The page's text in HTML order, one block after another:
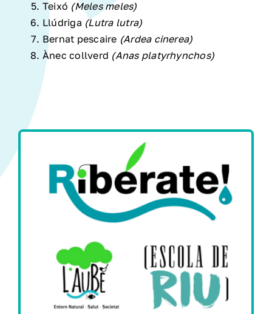
Teixó (Meles meles)
Llúdriga (Lutra lutra)
Bernat pescaire (Ardea cinerea)
Ànec collverd (Anas platyrhynchos)